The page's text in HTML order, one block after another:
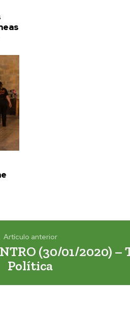
Artículo anterior
(30/01/2020)
Política